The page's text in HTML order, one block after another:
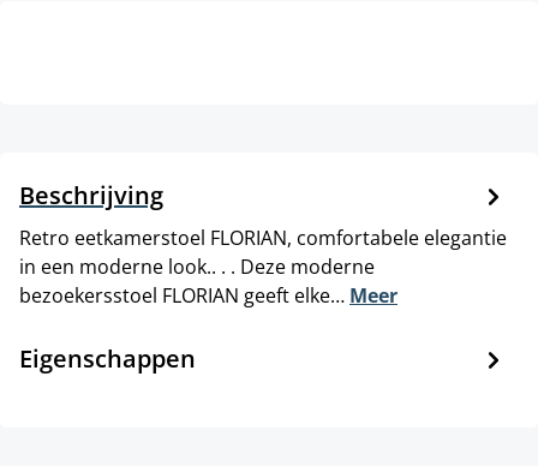
Beschrijving
Retro eetkamerstoel FLORIAN, comfortabele elegantie
in een moderne look.. . . Deze moderne
bezoekersstoel FLORIAN geeft elke… Meer
Eigenschappen